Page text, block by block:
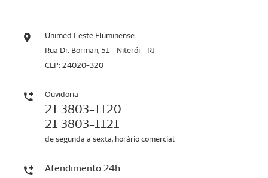
Unimed Leste Fluminense
Rua Dr. Borman, 51 - Niterói - RJ
CEP: 24020-320
Ouvidoria
21 3803-1120
21 3803-1121
de segunda a sexta, horário comercial
Atendimento 24h